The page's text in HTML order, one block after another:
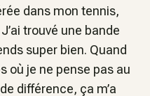
dans mon tennis,
trouvé une bande
super bien. Quand
où je ne pense pas au
différence, ça m’a